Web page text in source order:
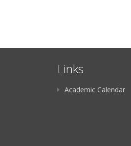
Links
Academic Calendar